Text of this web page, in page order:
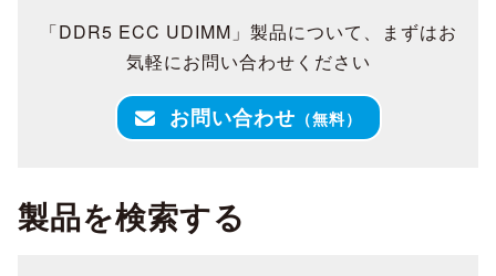
「DDR5 ECC UDIMM」製品について、まずはお
気軽にお問い合わせください
お問い合わせ （無料）
製品を検索する